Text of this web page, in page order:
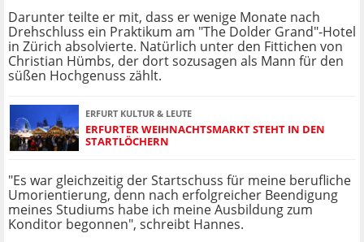
Darunter teilte er mit, dass er wenige Monate nach
Drehschluss ein Praktikum am "The Dolder Grand"-Hotel
in Zürich absolvierte. Natürlich unter den Fittichen von
Christian Hümbs, der dort sozusagen als Mann für den
süßen Hochgenuss zählt.
ERFURT KULTUR & LEUTE
ERFURTER WEIHNACHTSMARKT STEHT IN DEN
STARTLÖCHERN
"Es war gleichzeitig der Startschuss für meine berufliche
Umorientierung, denn nach erfolgreicher Beendigung
meines Studiums habe ich meine Ausbildung zum
Konditor begonnen", schreibt Hannes.